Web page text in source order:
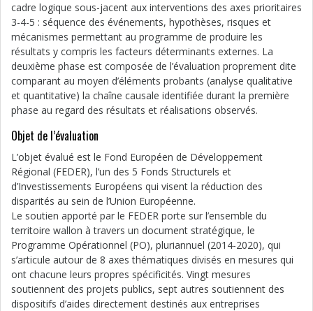
cadre logique sous-jacent aux interventions des axes prioritaires
3-4-5 : séquence des événements, hypothèses, risques et
mécanismes permettant au programme de produire les
résultats y compris les facteurs déterminants externes. La
deuxième phase est composée de l’évaluation proprement dite
comparant au moyen d’éléments probants (analyse qualitative
et quantitative) la chaîne causale identifiée durant la première
phase au regard des résultats et réalisations observés.
Objet de l’évaluation
L’objet évalué est le Fond Européen de Développement
Régional (FEDER), l’un des 5 Fonds Structurels et
d’Investissements Européens qui visent la réduction des
disparités au sein de l’Union Européenne.
Le soutien apporté par le FEDER porte sur l’ensemble du
territoire wallon à travers un document stratégique, le
Programme Opérationnel (PO), pluriannuel (2014-2020), qui
s’articule autour de 8 axes thématiques divisés en mesures qui
ont chacune leurs propres spécificités. Vingt mesures
soutiennent des projets publics, sept autres soutiennent des
dispositifs d’aides directement destinés aux entreprises